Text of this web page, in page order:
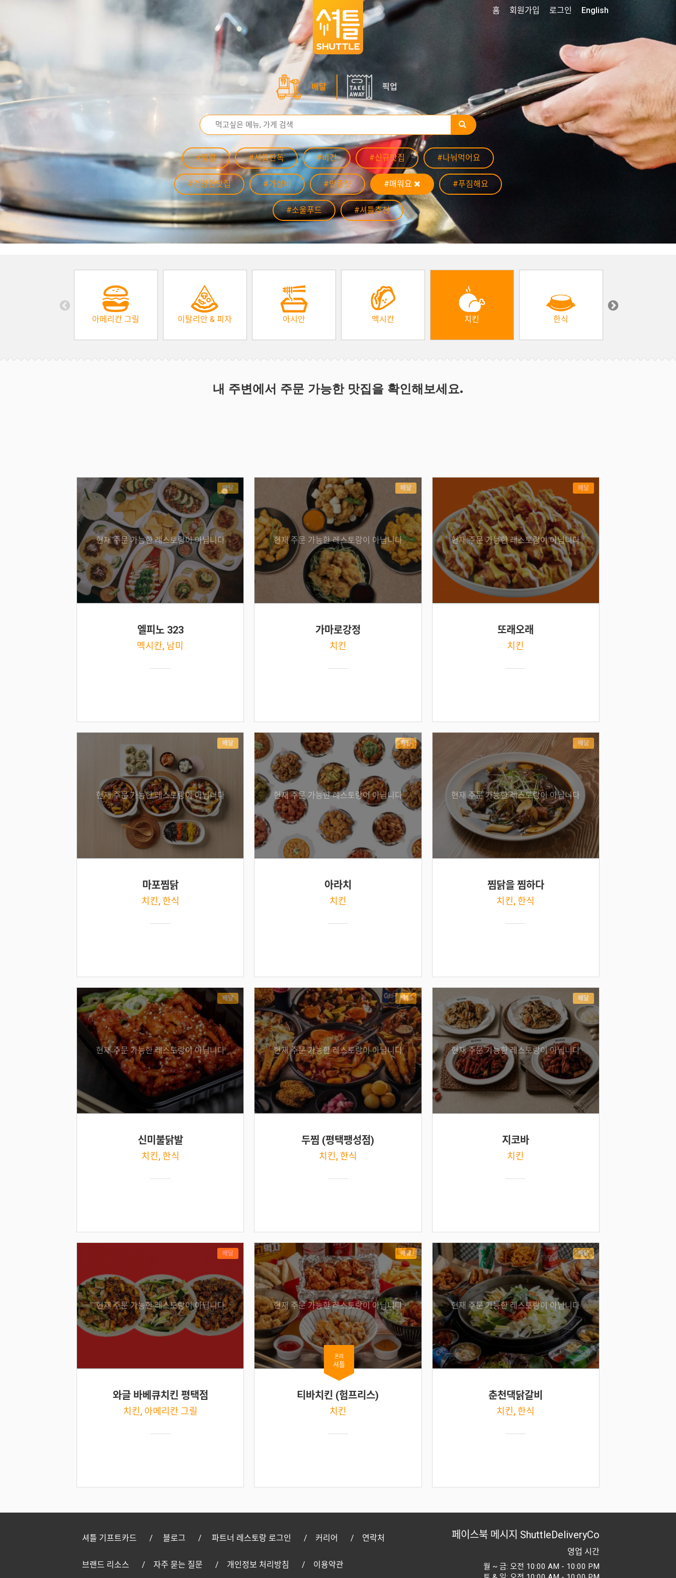
배달 픽업
#할랄 #셔틀단독 #비건 #신규맛집 #나눠먹어요
#건강한맛집 #가성비 #인증샷 #매워요 #푸짐해요
#소울푸드 #셔틀추천
홈 회원가입 로그인 English
아메리칸 그릴 이탈리안 & 피자 아시안 멕시칸 치킨 한식
내 주변에서 주문 가능한 맛집을 확인해보세요.
배달
현재 주문 가능한 레스토랑이 아닙니다
엘피노 323
멕시칸, 남미
배달
현재 주문 가능한 레스토랑이 아닙니다
가마로강정
치킨
배달
현재 주문 가능한 레스토랑이 아닙니다
또래오래
치킨
배달
현재 주문 가능한 레스토랑이 아닙니다
마포찜닭
치킨, 한식
배달
현재 주문 가능한 레스토랑이 아닙니다
아라치
치킨
배달
현재 주문 가능한 레스토랑이 아닙니다
찜닭을 찜하다
치킨, 한식
배달
현재 주문 가능한 레스토랑이 아닙니다
신미불닭발
치킨, 한식
배달
현재 주문 가능한 레스토랑이 아닙니다
두찜 (평택팽성점)
치킨, 한식
배달
현재 주문 가능한 레스토랑이 아닙니다
지코바
치킨
배달
현재 주문 가능한 레스토랑이 아닙니다
와글 바베큐치킨 평택점
치킨, 아메리칸 그릴
배달
현재 주문 가능한 레스토랑이 아닙니다
온리
셔틀
티바치킨 (험프리스)
치킨
배달
현재 주문 가능한 레스토랑이 아닙니다
춘천댁닭갈비
치킨, 한식
셔틀 기프트카드 블로그 파트너 레스토랑 로그인 커리어 연락처
브랜드 리소스 자주 묻는 질문 개인정보 처리방침 이용약관
페이스북 메시지 ShuttleDeliveryCo
영업 시간
월 ~ 금: 오전 10:00 AM - 10:00 PM